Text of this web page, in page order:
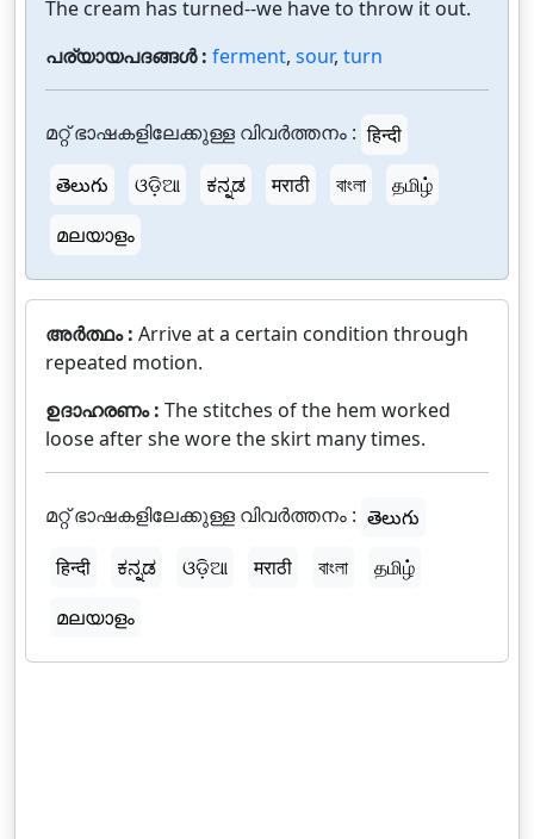
The cream has turned--we have to throw it out.
പര്യായപദങ്ങൾ : ferment, sour, turn
മറ്റ് ഭാഷകളിലേക്കുള്ള വിവർത്തനം : हिन्दी
తెలుగు
ଓଡ଼ିଆ ಕನ್ನಡ मराठी বাংলা
தமிழ்
മലയാളം
അർത്ഥം : Arrive at a certain condition through
repeated motion.
ഉദാഹരണം : The stitches of the hem worked
loose after she wore the skirt many times.
മറ്റ് ഭാഷകളിലേക്കുള്ള വിവർത്തനം : తెలుగు
हिन्दी
ಕನ್ನಡ ଓଡ଼ିଆ मराठी বাংলা
தமிழ்
മലയാളം